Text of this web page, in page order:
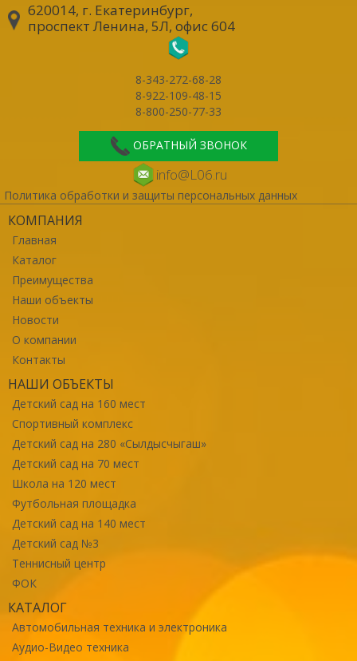
620014, г. Екатеринбург,
проспект Ленина, 5Л, офис 604
8-343-272-68-28
8-922-109-48-15
8-800-250-77-33
ОБРАТНЫЙ ЗВОНОК
info@L06.ru
Политика обработки и защиты персональных данных
КОМПАНИЯ
Главная
Каталог
Преимущества
Наши объекты
Новости
О компании
Контакты
НАШИ ОБЪЕКТЫ
Детский сад на 160 мест
Спортивный комплекс
Детский сад на 280 «Сылдысчыгаш»
Детский сад на 70 мест
Школа на 120 мест
Футбольная площадка
Детский сад на 140 мест
Детский сад №3
Теннисный центр
ФОК
КАТАЛОГ
Автомобильная техника и электроника
Аудио-Видео техника